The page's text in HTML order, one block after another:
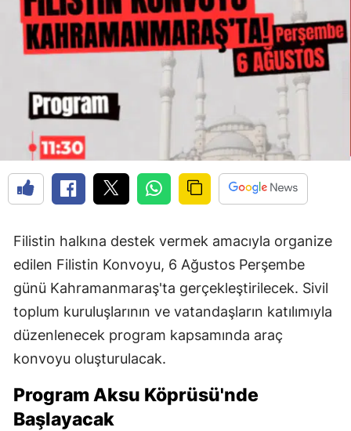
Filistin halkına destek vermek amacıyla organize
edilen Filistin Konvoyu, 6 Ağustos Perşembe
günü Kahramanmaraş'ta gerçekleştirilecek. Sivil
toplum kuruluşlarının ve vatandaşların katılımıyla
düzenlenecek program kapsamında araç
konvoyu oluşturulacak.
Program Aksu Köprüsü'nde
Başlayacak